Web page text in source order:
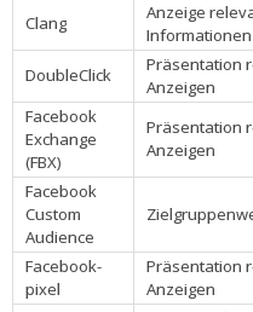
Clang
Anzeige
Informationen
DoubleClick
Präsentation
Anzeigen
Facebook
Exchange
(FBX)
Präsentation
Anzeigen
Facebook
Custom
Audience
Facebook-
pixel
Präsentation
Anzeigen